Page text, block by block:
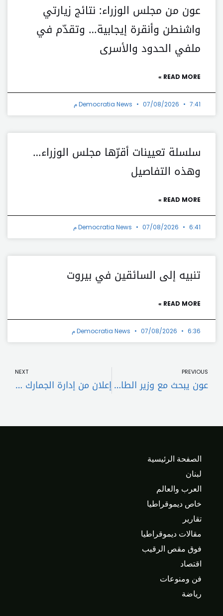
عون من مجلس الوزراء: نتائج زيارتي
واشنطن وأنقرة إيجابية… وتقدّم في
ملفي الحدود والأسرى
READ MORE »
Democratia News 07/08/2026 7:41 م
سلسلة تعيينات أقرّها مجلس الوزراء…
وهذه التفاصيل
READ MORE »
Democratia News 07/08/2026 6:41 م
تنبيه إلى السائقين في بيروت
READ MORE »
Democratia News 07/08/2026 6:36 م
PREVIOUS
عون يبحث مع وزير الطاقة واقع الكهرباء والمحروقات في لبنان.
NEXT
إعلان من إدارة الجمارك حول مواعيد عمل معابر البضائع خلال نيسان ٢٠٢٦.
الصفحة الرئيسية
لبنان
العرب والعالم
خاص ديموقراطيا
تقارير
مقالات ديموقراطيا
فوق مقص الرقيب
اقتصاد
فن ومنوعات
رياضة